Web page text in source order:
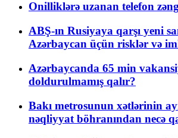
Onilliklərə uzanan telefon
ABŞ-ın Rusiyaya qarşı yeni
Azərbaycan üçün risklər və
Azərbaycanda 65 min
doldurulmamış qalır?
Bakı metrosunun xətlərinin
nəqliyyat böhranından necə